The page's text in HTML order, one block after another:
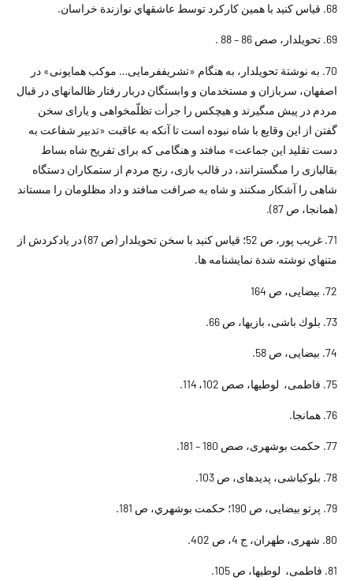
68. قياس کنيد با همين کارکرد توسط عاشقهاي نوازندة خراسان.
69. تحويلدار، صص 86 – 88 .
70. به نوشتة تحويلدار، به هنگام «تشريف‏فرمايى… موكب همايونى» در
اصفهان، سربازان و مستخدمان و وابستگان دربار رفتار ظالمانه‏اى در قبال
مردم در پيش مى‏گيرند و هيچ‏كس را جرأت تظلّم‏خواهى و ياراى سخن
گفتن از اين وقايع با شاه نبوده است تا آنكه به عاقبت «تدبير شفاعت به
دست تقليد اين جماعت» مى‏افتد و هنگامى كه‏ براى تفريح شاه بساط
بقال‏بازى را مى‏گسترانند، در قالب بازى، رنج مردم از ستمكاران دستگاه
شاهى را آشكار مى‏كنند و شاه به صرافت مى‏افتد و داد مظلومان ‏را مى‏ستاند
(همانجا، ص 87).
71. غريب پور، ص 52؛ قياس کنيد با سخن تحويلدار (ص 87) در يادکردش از
متنهاي نوشته شدة نمايشنامه ها.
72. بيضايى، ص 164
73. بلوك باشى، بازيها، ص 66.
74. بيضايى، ص 58.
75. فاطمى، لوطيها، صص 102، 114.
76. همانجا.
77. حكمت بوشهرى، صص 180 – 181.
78. بلوكباشى، پديده‏اى، ص 103.
79. پرتو بيضايى، ص 190؛ حكمت بوشهري، ص 181.
80. شهرى، طهران، ج 4، ص 402.
81. فاطمى، لوطيها، ص 105.